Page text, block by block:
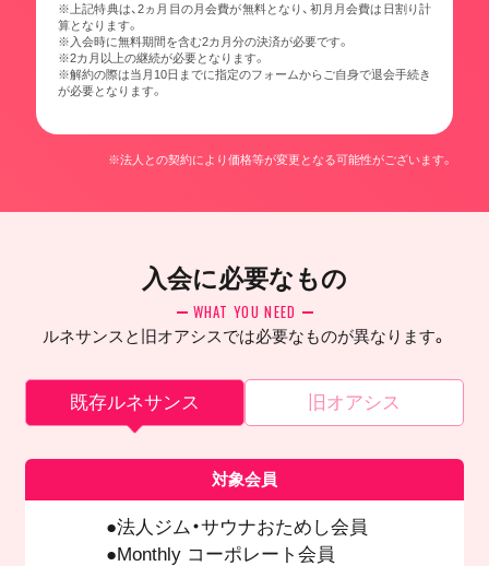
※上記特典は、2ヵ月目の月会費が無料となり、初月月会費は日割り計
算となります。
※入会時に無料期間を含む2カ月分の決済が必要です。
※2カ月以上の継続が必要となります。
※解約の際は当月10日までに指定のフォームからご自身で退会手続き
が必要となります。
※法人との契約により価格等が変更となる可能性がございます。
入会に必要なもの
WHAT YOU NEED
ルネサンスと旧オアシスでは必要なものが異なります。
既存ルネサンス 旧オアシス
対象会員
法人ジム・サウナおためし会員
Monthly コーポレート会員